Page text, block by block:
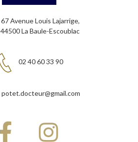
67 Avenue Louis Lajarrige,
44500 La Baule-Escoublac
02 40 60 33 90
potet.docteur@gmail.com